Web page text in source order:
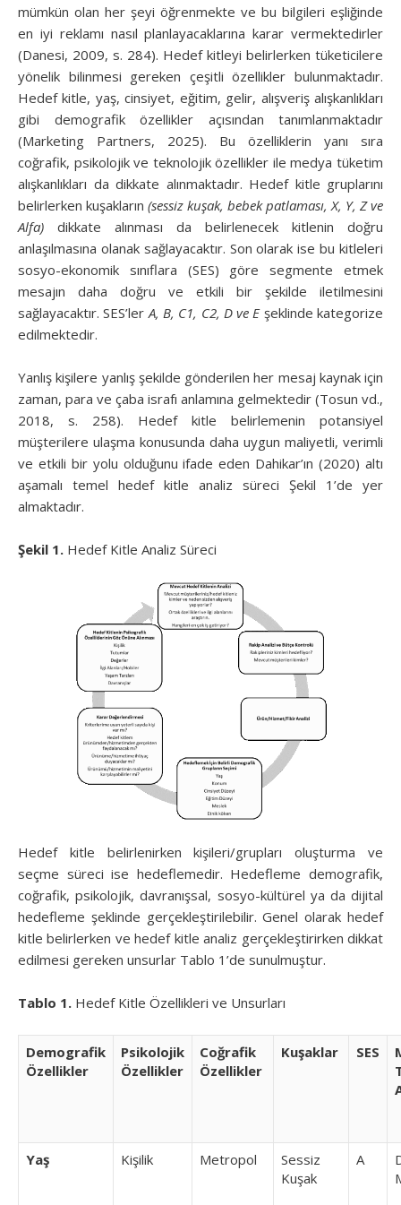
mümkün olan her şeyi öğrenmekte ve bu bilgileri eşliğinde
en iyi reklamı nasıl planlayacaklarına karar vermektedirler
(Danesi, 2009, s. 284). Hedef kitleyi belirlerken tüketicilere
yönelik bilinmesi gereken çeşitli özellikler bulunmaktadır.
Hedef kitle, yaş, cinsiyet, eğitim, gelir, alışveriş alışkanlıkları
gibi demografik özellikler açısından tanımlanmaktadır
(Marketing Partners, 2025). Bu özelliklerin yanı sıra
coğrafik, psikolojik ve teknolojik özellikler ile medya tüketim
alışkanlıkları da dikkate alınmaktadır. Hedef kitle gruplarını
belirlerken kuşakların (sessiz kuşak, bebek patlaması, X, Y, Z ve
Alfa) dikkate alınması da belirlenecek kitlenin doğru
anlaşılmasına olanak sağlayacaktır. Son olarak ise bu kitleleri
sosyo-ekonomik sınıflara (SES) göre segmente etmek
mesajın daha doğru ve etkili bir şekilde iletilmesini
sağlayacaktır. SES’ler A, B, C1, C2, D ve Eşeklinde kategorize
edilmektedir.
Yanlış kişilere yanlış şekilde gönderilen her mesaj kaynak için
zaman, para ve çaba israfı anlamına gelmektedir (Tosun vd.,
2018, s. 258). Hedef kitle belirlemenin potansiyel
müşterilere ulaşma konusunda daha uygun maliyetli, verimli
ve etkili bir yolu olduğunu ifade eden Dahikar’ın (2020) altı
aşamalı temel hedef kitle analiz süreci Şekil 1’de yer
almaktadır.
Şekil 1. Hedef Kitle Analiz Süreci
Hedef kitle belirlenirken kişileri/grupları oluşturma ve
seçme süreci ise hedeflemedir. Hedefleme demografik,
coğrafik, psikolojik, davranışsal, sosyo-kültürel ya da dijital
hedefleme şeklinde gerçekleştirilebilir. Genel olarak hedef
kitle belirlerken ve hedef kitle analiz gerçekleştirirken dikkat
edilmesi gereken unsurlar Tablo 1’de sunulmuştur.
Tablo 1. Hedef Kitle Özellikleri ve Unsurları
Demografik
Özellikler
Psikolojik
Özellikler
Coğrafik
Özellikler
Kuşaklar SES
Yaş Kişilik Metropol
Sessiz
Kuşak
A